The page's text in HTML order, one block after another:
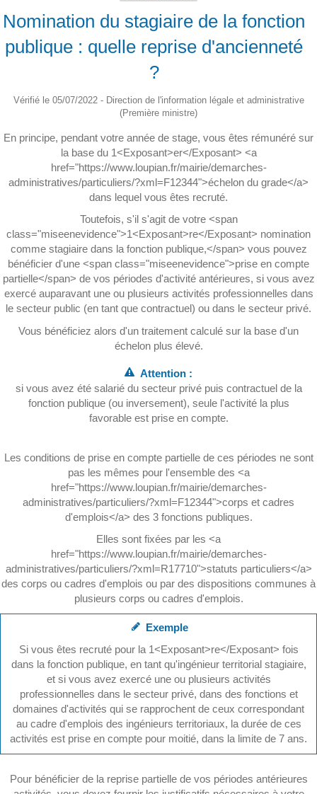
Nomination du stagiaire de la fonction
publique : quelle reprise d'ancienneté
?
Vérifié le 05/07/2022 - Direction de l'information légale et administrative
(Première ministre)
En principe, pendant votre année de stage, vous êtes rémunéré sur
la base du 1<Exposant>er</Exposant> <a
href="https://www.loupian.fr/mairie/demarches-
administratives/particuliers/?xml=F12344">échelon du grade</a>
dans lequel vous êtes recruté.
Toutefois, s'il s'agit de votre <span
class="miseenevidence">1<Exposant>re</Exposant> nomination
comme stagiaire dans la fonction publique,</span> vous pouvez
bénéficier d'une <span class="miseenevidence">prise en compte
partielle</span> de vos périodes d'activité antérieures, si vous avez
exercé auparavant une ou plusieurs activités professionnelles dans
le secteur public (en tant que contractuel) ou dans le secteur privé.
Vous bénéficiez alors d'un traitement calculé sur la base d'un
échelon plus élevé.
Attention :
si vous avez été salarié du secteur privé puis contractuel de la
fonction publique (ou inversement), seule l'activité la plus
favorable est prise en compte.
Les conditions de prise en compte partielle de ces périodes ne sont
pas les mêmes pour l'ensemble des <a
href="https://www.loupian.fr/mairie/demarches-
administratives/particuliers/?xml=F12344">corps et cadres
d'emplois</a> des 3 fonctions publiques.
Elles sont fixées par les <a
href="https://www.loupian.fr/mairie/demarches-
administratives/particuliers/?xml=R17710">statuts particuliers</a>
des corps ou cadres d'emplois ou par des dispositions communes à
plusieurs corps ou cadres d'emplois.
Exemple
Si vous êtes recruté pour la 1<Exposant>re</Exposant> fois
dans la fonction publique, en tant qu'ingénieur territorial stagiaire,
et si vous avez exercé une ou plusieurs activités
professionnelles dans le secteur privé, dans des fonctions et
domaines d'activités qui se rapprochent de ceux correspondant
au cadre d'emplois des ingénieurs territoriaux, la durée de ces
activités est prise en compte pour moitié, dans la limite de 7 ans.
Pour bénéficier de la reprise partielle de vos périodes antérieures